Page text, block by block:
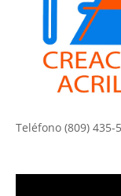
Teléfono (809)